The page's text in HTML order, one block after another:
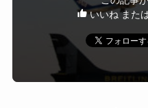
いいね また